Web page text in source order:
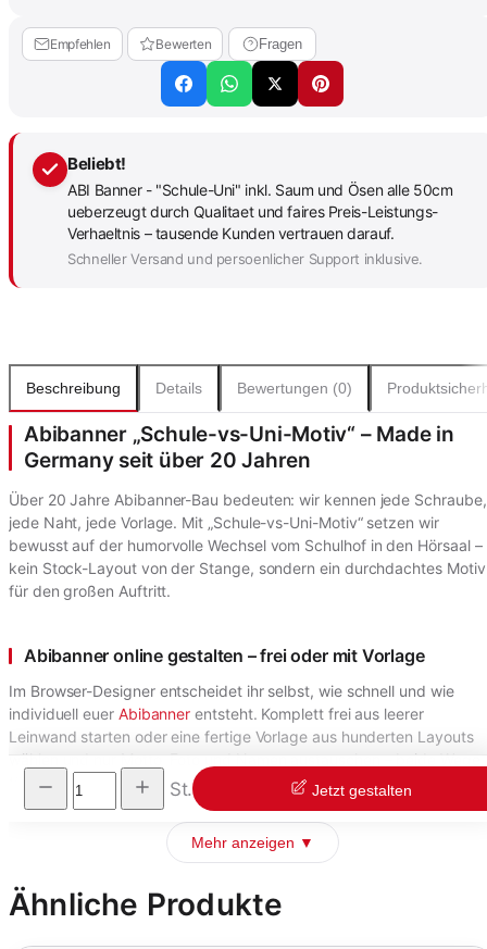
Empfehlen Bewerten Fragen
Beliebt!
ABI Banner - "Schule-Uni" inkl. Saum und Ösen alle 50cm
ueberzeugt durch Qualitaet und faires Preis-Leistungs-
Verhaeltnis – tausende Kunden vertrauen darauf.
Schneller Versand und persoenlicher Support inklusive.
Beschreibung Details Bewertungen (0)
Abibanner „Schule-vs-Uni-Motiv“ – Made in
Germany seit über 20 Jahren
Über 20 Jahre Abibanner-Bau bedeuten: wir kennen jede Schraube,
jede Naht, jede Vorlage. Mit „Schule-vs-Uni-Motiv“ setzen wir
bewusst auf der humorvolle Wechsel vom Schulhof in den Hörsaal –
kein Stock-Layout von der Stange, sondern ein durchdachtes Motiv
für den großen Auftritt.
Abibanner online gestalten – frei oder mit Vorlage
Im Browser-Designer entscheidet ihr selbst, wie schnell und wie
individuell euer Abibanner entsteht. Komplett frei aus leerer
Leinwand starten oder eine fertige Vorlage aus hunderten Layouts
wählen und nur Motto, Foto und Namen austauschen – beide Wege
führen in unter 15 Minuten zum druckfertigen Ergebnis.
Mehr anzeigen ▼
Ähnliche Produkte
St. Jetzt gestalten